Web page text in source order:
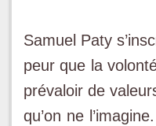
Samuel Paty
peur que la
prévaloir de
qu’on ne